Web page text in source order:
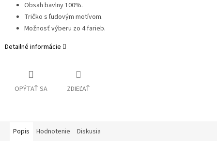
Obsah bavlny 100%.
Tričko s ľudovým motívom.
Možnosť výberu zo 4 farieb.
Detailné informácie
OPÝTAŤ SA ZDIEĽAŤ
Popis Hodnotenie Diskusia